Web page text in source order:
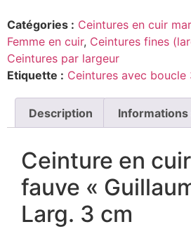
Catégories : Ceintures en cuir
Femme en cuir, Ceintures fines
Ceintures par largeur
Etiquette : Ceintures avec boucle
Description
Ceinture en
fauve «
Larg. 3 cm